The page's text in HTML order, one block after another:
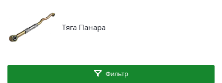
Тяга Панара
Фильтр